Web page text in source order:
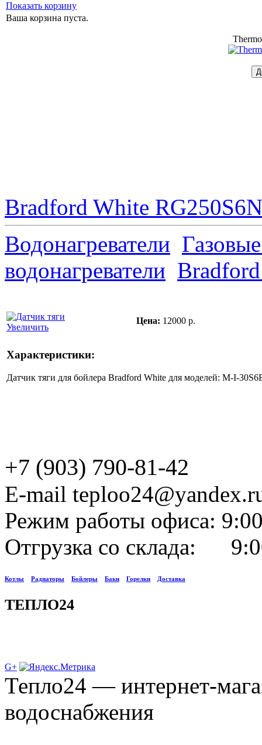
Показать корзину
Ваша корзина пуста.
Bradford White
Водонагреватели
водонагреватели
Увеличить
Цена: 12000 р.
Характеристики:
Датчик тяги для бойлера Bradford White для моделей: M-I-
+7 (903) 790-81-42
E-mail
Режим работы офиса:
Отгрузка со склада:
Котлы Радиаторы Бойлеры Баки Горелки Доставка
ТЕПЛО24
G+
Тепло24 — интернет-
водоснабжения